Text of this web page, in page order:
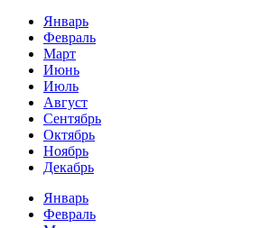
Январь
Февраль
Март
Июнь
Июль
Август
Сентябрь
Октябрь
Ноябрь
Декабрь
Январь
Февраль